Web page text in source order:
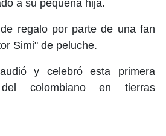
a su pequeña hija.
regalo por parte de una fan
Simi" de peluche.
y celebró esta primera
del colombiano en tierras